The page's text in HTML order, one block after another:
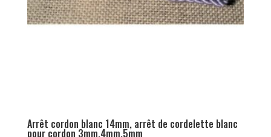
Arrêt cordon blanc 14mm, arrêt de cordelette blanc
pour cordon 3mm,4mm,5mm